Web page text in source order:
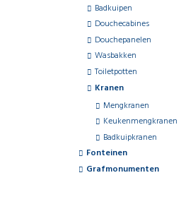
Badkuipen
Douchecabines
Douchepanelen
Wasbakken
Toiletpotten
Kranen
Mengkranen
Keukenmengkranen
Badkuipkranen
Fonteinen
Grafmonumenten